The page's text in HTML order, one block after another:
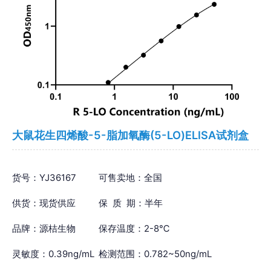
大鼠花生四烯酸-5-脂加氧酶(5-LO)ELISA试剂盒
货号：YJ36167 可售卖地：全国
供货：现货供应 保 质 期：半年
品牌：源桔生物 保存温度：2-8℃
灵敏度：0.39ng/mL 检测范围：0.782~50ng/mL